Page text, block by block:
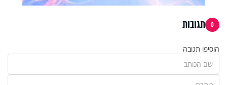
0 תגובות
הוסיפו תגובה